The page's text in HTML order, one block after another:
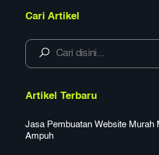
Cari Artikel
Artikel Terbaru
Jasa Pembuatan Website Murah
Ampuh